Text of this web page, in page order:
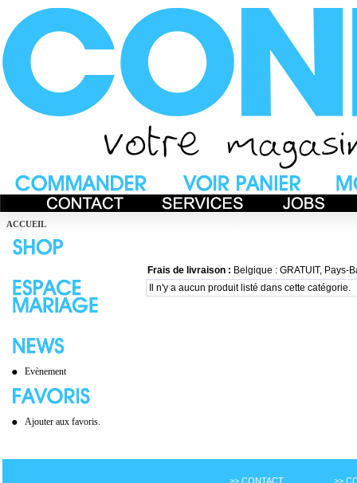
ACCUEIL
Evènement
Ajouter aux favoris.
Frais de livraison : Belgique : GRATUIT, Pays-
Il n'y a aucun produit listé dans cette catégorie.
>> CONTACT
>>